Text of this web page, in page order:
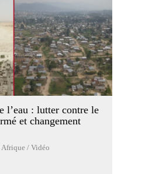
l’eau : lutter contre le
et changement
Afrique / Vidéo